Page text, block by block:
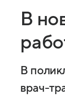
В
В
врач-